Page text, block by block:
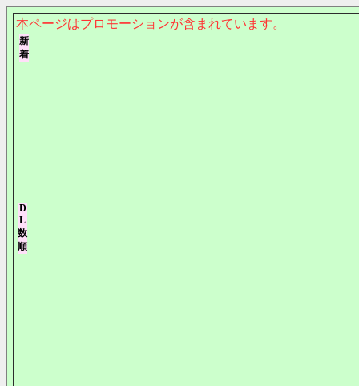
本ページはプロモーションが含まれています。